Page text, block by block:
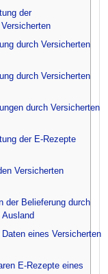
der
durch Versicherten
durch Versicherten
durch Versicherten
der E-Rezepte
Versicherten
der Belieferung durch
eines Versicherten
E-Rezepte eines